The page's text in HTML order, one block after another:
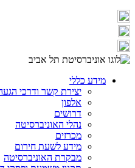
מידע כללי
יצירת קשר ודרכי
אלפון
דרושים
נהלי האוניברסיטה
מכרזים
מידע לשעת חירום
מבקרת האוניברסיטה